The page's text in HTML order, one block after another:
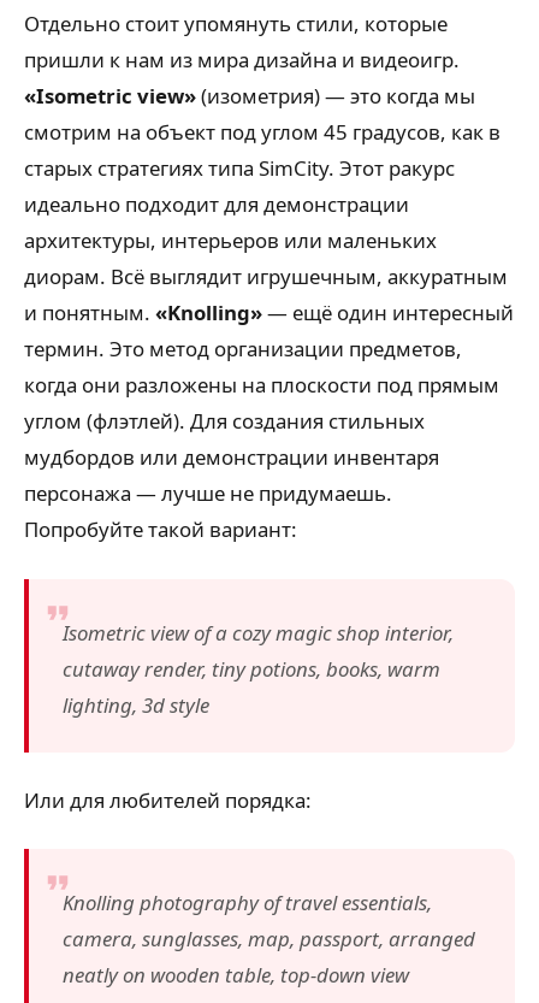
Отдельно стоит упомянуть стили, которые
пришли к нам из мира дизайна и видеоигр.
«Isometric view»(изометрия) — это когда мы
смотрим на объект под углом 45 градусов, как в
старых стратегиях типа SimCity. Этот ракурс
идеально подходит для демонстрации
архитектуры, интерьеров или маленьких
диорам. Всё выглядит игрушечным, аккуратным
и понятным. «Knolling»— ещё один интересный
термин. Это метод организации предметов,
когда они разложены на плоскости под прямым
углом (флэтлей). Для создания стильных
мудбордов или демонстрации инвентаря
персонажа — лучше не придумаешь.
Попробуйте такой вариант:
Isometric view of a cozy magic shop interior,
cutaway render, tiny potions, books, warm
lighting, 3d style
Или для любителей порядка:
Knolling photography of travel essentials,
camera, sunglasses, map, passport, arranged
neatly on wooden table, top-down view